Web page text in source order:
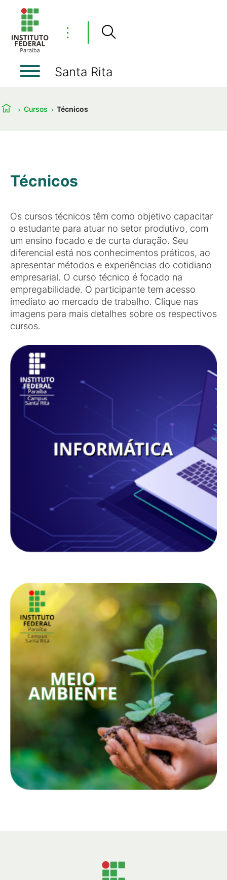
⋮
Santa Rita
Cursos Técnicos
Técnicos
Os cursos técnicos têm como objetivo capacitar
o estudante para atuar no setor produtivo, com
um ensino focado e de curta duração. Seu
diferencial está nos conhecimentos práticos, ao
apresentar métodos e experiências do cotidiano
empresarial. O curso técnico é focado na
empregabilidade. O participante tem acesso
imediato ao mercado de trabalho. Clique nas
imagens para mais detalhes sobre os respectivos
cursos.